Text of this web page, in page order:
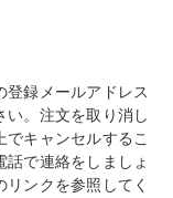
登録メールアドレス
い。注文を取り消し
キャンセルするこ
で連絡をしましょ
ンクを参照してく